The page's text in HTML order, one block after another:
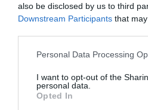
also be disclosed by us to third
Downstream Participants that
Please note that this website/app
not limited to your visit or usage
grant or deny consent to Google
use your data for below specified
Personal Data Processing
I want to opt-out of the
personal data.
Opted In
ΛΟΓΑΡΙΑΣΜΟΣ - ΛΙΟΛΙΟΥ